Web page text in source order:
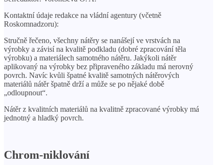
Kontaktní údaje redakce na vládní agentury (včetně
Roskomnadzoru):
Stručně řečeno, všechny nátěry se nanášejí ve vrstvách na
výrobky a závisí na kvalitě podkladu (dobré zpracování těla
výrobku) a materiálech samotného nátěru. Jakýkoli nátěr
aplikovaný na výrobky bez připraveného základu má nerovný
povrch. Navíc kvůli špatné kvalitě samotných nátěrových
materiálů nátěr špatně drží a může se po nějaké době
„odloupnout“.
Nátěr z kvalitních materiálů na kvalitně zpracované výrobky má
jednotný a hladký povrch.
Chrom-niklování